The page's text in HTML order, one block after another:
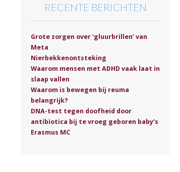
RECENTE BERICHTEN
Grote zorgen over ‘gluurbrillen’ van
Meta
Nierbekkenontsteking
Waarom mensen met ADHD vaak laat in
slaap vallen
Waarom is bewegen bij reuma
belangrijk?
DNA-test tegen doofheid door
antibiotica bij te vroeg geboren baby’s
Erasmus MC